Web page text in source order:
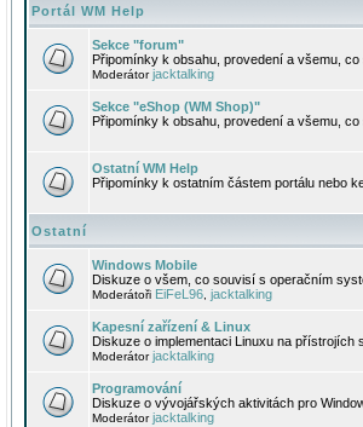
Portál WM Help
Sekce "forum"
Připomínky k obsahu, provedení a všemu,
Moderátorjacktalking
Sekce "eShop (WM Shop)"
Připomínky k obsahu, provedení a všemu,
Ostatní WM Help
Připomínky k ostatním částem portálu nebo
Ostatní
Windows Mobile
Diskuze o všem, co souvisí s operačním
Moderátoři EiFeL96 jacktalking
Kapesní zařízení & Linux
Diskuze o implementaci Linuxu na přístrojích
Moderátorjacktalking
Programování
Diskuze o vývojářských aktivitách pro
Moderátorjacktalking